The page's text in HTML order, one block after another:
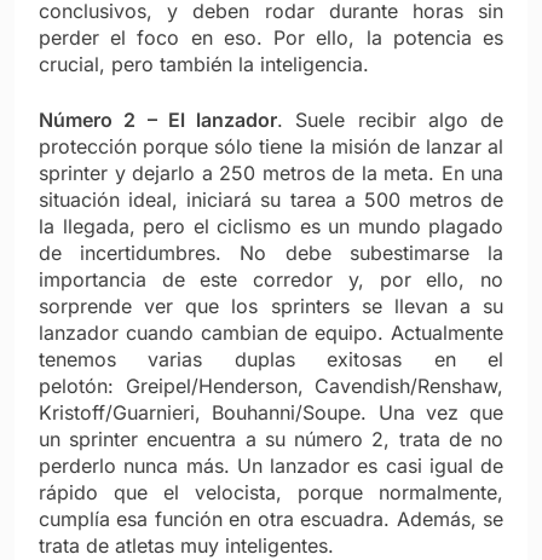
conclusivos, y deben rodar durante horas sin
perder el foco en eso. Por ello, la potencia es
crucial, pero también la inteligencia.
Número 2 – El lanzador. Suele recibir algo de
protección porque sólo tiene la misión de lanzar al
sprinter y dejarlo a 250 metros de la meta. En una
situación ideal, iniciará su tarea a 500 metros de
la llegada, pero el ciclismo es un mundo plagado
de incertidumbres. No debe subestimarse la
importancia de este corredor y, por ello, no
sorprende ver que los sprinters se llevan a su
lanzador cuando cambian de equipo. Actualmente
tenemos varias duplas exitosas en el
pelotón: Greipel/Henderson, Cavendish/Renshaw,
Kristoff/Guarnieri, Bouhanni/Soupe. Una vez que
un sprinter encuentra a su número 2, trata de no
perderlo nunca más. Un lanzador es casi igual de
rápido que el velocista, porque normalmente,
cumplía esa función en otra escuadra. Además, se
trata de atletas muy inteligentes.